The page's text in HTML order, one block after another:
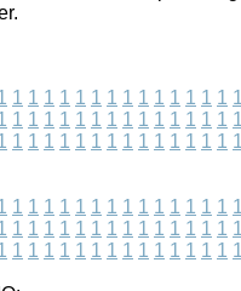
1 1 1 1 1 1 1 1 1 1 1 1 1 1 1
1 1 1 1 1 1 1 1 1 1 1 1 1 1 1
1 1 1 1 1 1 1 1 1 1 1 1 1 1 1
1 1 1 1 1 1 1 1 1 1 1 1 1 1 1
1 1 1 1 1 1 1 1 1 1 1 1 1 1 1
1 1 1 1 1 1 1 1 1 1 1 1 1 1 1